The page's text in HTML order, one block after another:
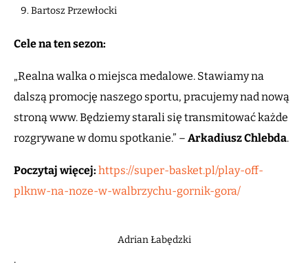
Bartosz Przewłocki
Cele na ten sezon:
„Realna walka o miejsca medalowe. Stawiamy na
dalszą promocję naszego sportu, pracujemy nad nową
stroną www. Będziemy starali się transmitować każde
rozgrywane w domu spotkanie.” – Arkadiusz Chlebda.
Poczytaj więcej: https://super-basket.pl/play-off-
plknw-na-noze-w-walbrzychu-gornik-gora/
Adrian Łabędzki
.